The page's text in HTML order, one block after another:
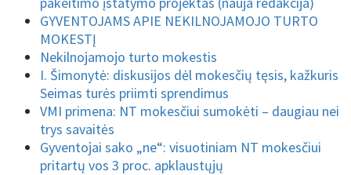
GYVENTOJAMS APIE NEKILNOJAMOJO TURTO
MOKESTĮ
Nekilnojamojo turto mokestis
I. Šimonytė: diskusijos dėl mokesčių tęsis, kažkuris
Seimas turės priimti sprendimus
VMI primena: NT mokesčiui sumokėti – daugiau nei
trys savaitės
Gyventojai sako „ne“: visuotiniam NT mokesčiui
pritartų vos 3 proc. apklaustųjų